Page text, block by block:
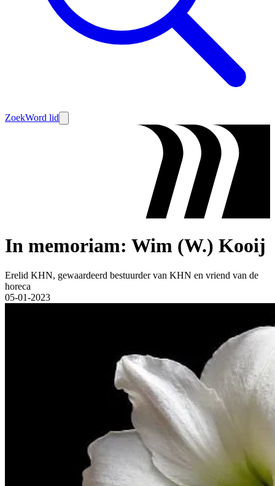
ZoekWord lid
In memoriam: Wim (W.) Kooij
Erelid KHN, gewaardeerd bestuurder van KHN en vriend van de
horeca
05-01-2023